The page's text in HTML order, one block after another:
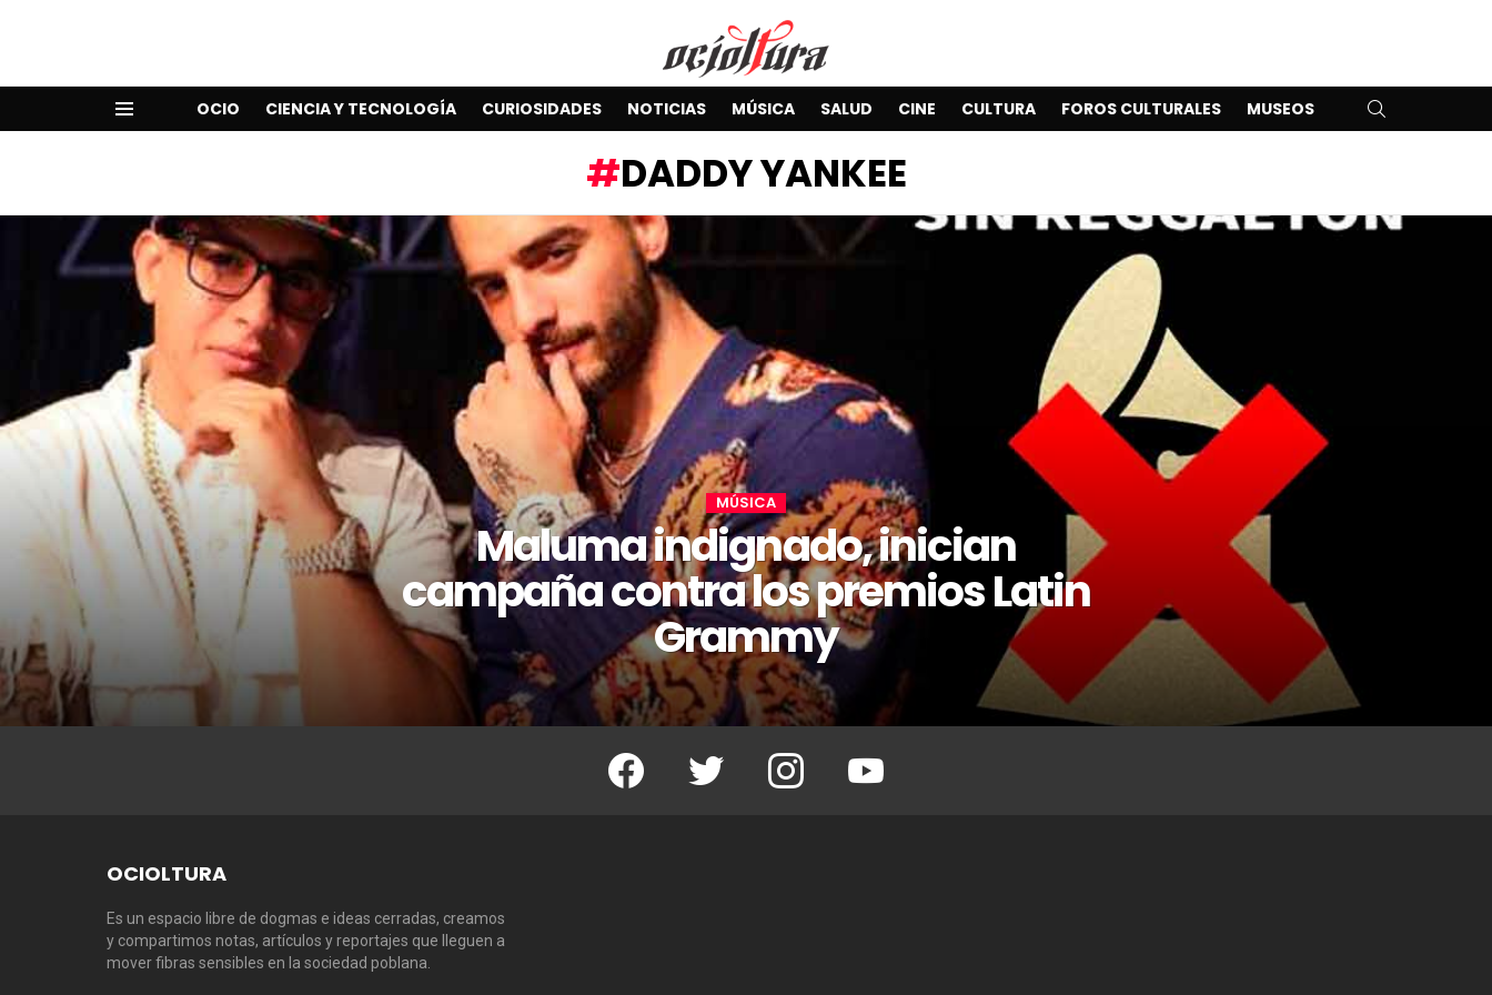
OCIO CIENCIA Y TECNOLOGÍA CURIOSIDADES NOTICIAS MÚSICA SALUD CINE CULTURA FOROS CULTURALES MUSEOS
DADDY YANKEE
MÚSICA
Maluma indignado, inician
campaña contra los premios Latin
Grammy
Facebook Twitter Instagram Youtube
OCIOLTURA
Es un espacio libre de dogmas e ideas cerradas, creamos
y compartimos notas, artículos y reportajes que lleguen a
mover fibras sensibles en la sociedad poblana.